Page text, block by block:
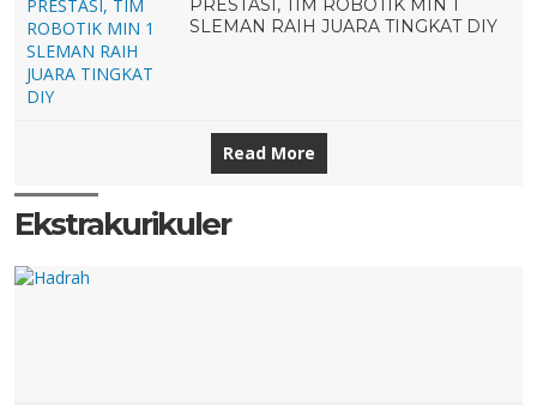
PRESTASI, TIM ROBOTIK MIN 1
SLEMAN RAIH JUARA TINGKAT DIY
Read More
Ekstrakurikuler